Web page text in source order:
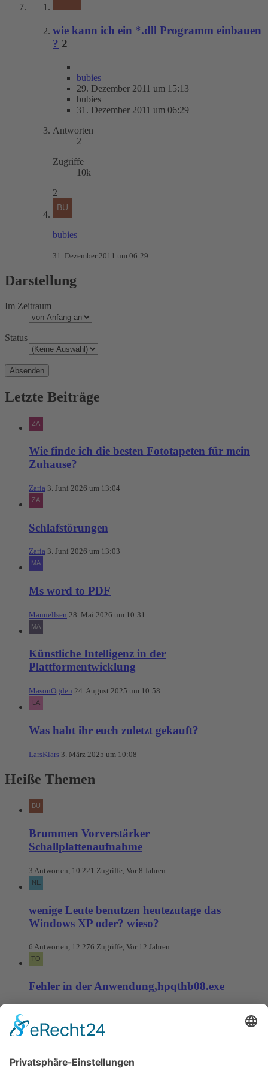
wie kann ich ein *.dll Programm einbauen
? 2
bubies
29. Dezember 2011 um 15:13
bubies
31. Dezember 2011 um 06:29
Antworten
2
Zugriffe
10k
2
bubies
31. Dezember 2011 um 06:29
Darstellung
Im Zeitraum
Status
Letzte Beiträge
Wie finde ich die besten Fototapeten für mein
Zuhause?
Zaria 3. Juni 2026 um 13:04
Schlafstörungen
Zaria 3. Juni 2026 um 13:03
Ms word to PDF
Manuellsen 28. Mai 2026 um 10:31
Künstliche Intelligenz in der
Plattformentwicklung
MasonOgden 24. August 2025 um 10:58
Was habt ihr euch zuletzt gekauft?
LarsKlars 3. März 2025 um 10:08
Heiße Themen
Brummen Vorverstärker
Schallplattenaufnahme
3 Antworten, 10.221 Zugriffe, Vor 8 Jahren
wenige Leute benutzen heutezutage das
Windows XP oder? wieso?
6 Antworten, 12.276 Zugriffe, Vor 12 Jahren
Fehler in der Anwendung,hpqthb08.exe